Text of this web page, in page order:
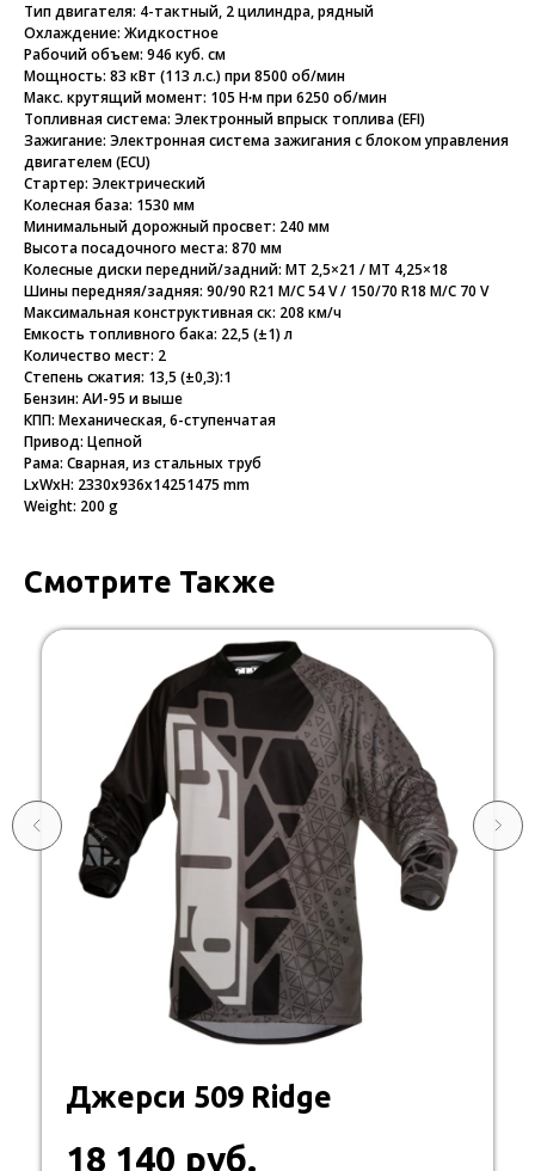
Тип двигателя: 4-тактный, 2 цилиндра, рядный
Охлаждение: Жидкостное
Рабочий объем: 946 куб. см
Мощность: 83 кВт (113 л.с.) при 8500 об/мин
Макс. крутящий момент: 105 Н∙м при 6250 об/мин
Топливная система: Электронный впрыск топлива (EFI)
Зажигание: Электронная система зажигания с блоком управления
двигателем (ECU)
Стартер: Электрический
Колесная база: 1530 мм
Минимальный дорожный просвет: 240 мм
Высота посадочного места: 870 мм
Колесные диски передний/задний: MT 2,5×21 / MT 4,25×18
Шины передняя/задняя: 90/90 R21 M/C 54 V / 150/70 R18 M/C 70 V
Максимальная конструктивная ск: 208 км/ч
Емкость топливного бака: 22,5 (±1) л
Количество мест: 2
Степень сжатия: 13,5 (±0,3):1
Бензин: АИ-95 и выше
КПП: Механическая, 6-ступенчатая
Привод: Цепной
Рама: Сварная, из стальных труб
LxWxH: 2330x936x14251475 mm
Weight: 200 g
Смотрите Также
Джерси 509 Ridge
18 140 руб.